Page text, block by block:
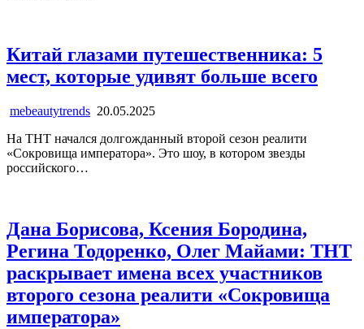
Китай глазами путешественника: 5
мест, которые удивят больше всего
mebeautytrends 20.05.2025
На ТНТ начался долгожданный второй сезон реалити
«Сокровища императора». Это шоу, в котором звезды
российского…
Дана Борисова, Ксения Бородина,
Регина Тодоренко, Олег Майами: ТНТ
раскрывает имена всех участников
второго сезона реалити «Сокровища
императора»